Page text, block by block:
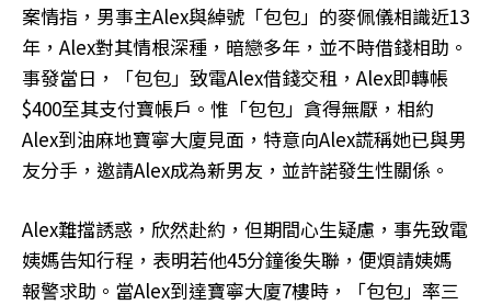
案情指，男事主Alex與綽號「包包」的麥佩儀相識近13
年，Alex對其情根深種，暗戀多年，並不時借錢相助。
事發當日，「包包」致電Alex借錢交租，Alex即轉帳
$400至其支付寶帳戶。惟「包包」貪得無厭，相約
Alex到油麻地寶寧大廈見面，特意向Alex謊稱她已與男
友分手，邀請Alex成為新男友，並許諾發生性關係。
Alex難擋誘惑，欣然赴約，但期間心生疑慮，事先致電
姨媽告知行程，表明若他45分鐘後失聯，便煩請姨媽
報警求助。當Alex到達寶寧大廈7樓時，「包包」率三